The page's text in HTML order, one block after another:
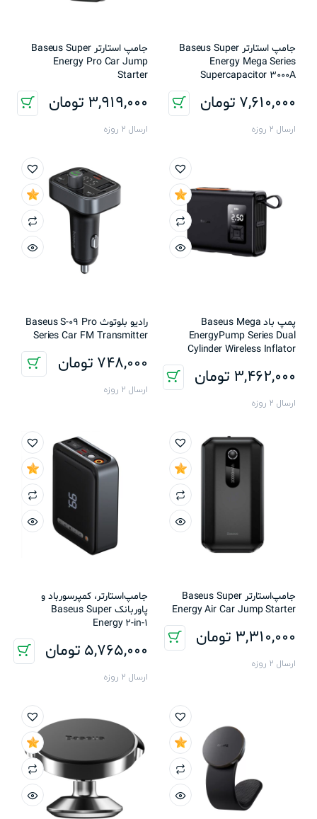
جامپ استارتر Baseus Super
Energy Mega Series
Supercapacitor 3000A
7,610,000 تومان
ارسال 2 روزه
جامپ استارتر Baseus Super
Energy Pro Car Jump
Starter
3,919,000 تومان
ارسال 2 روزه
پمپ باد Baseus Mega
EnergyPump Series Dual
Cylinder Wireless Inflator
3,462,000 تومان
ارسال 2 روزه
رادیو بلوتوث Baseus S-09 Pro
Series Car FM Transmitter
748,000 تومان
ارسال 2 روزه
جامپ‌استارتر Baseus Super
Energy Air Car Jump Starter
3,310,000 تومان
ارسال 2 روزه
جامپ‌استارتر، کمپرسورباد و
پاوربانک Baseus Super
Energy 2-in-1
5,765,000 تومان
ارسال 2 روزه